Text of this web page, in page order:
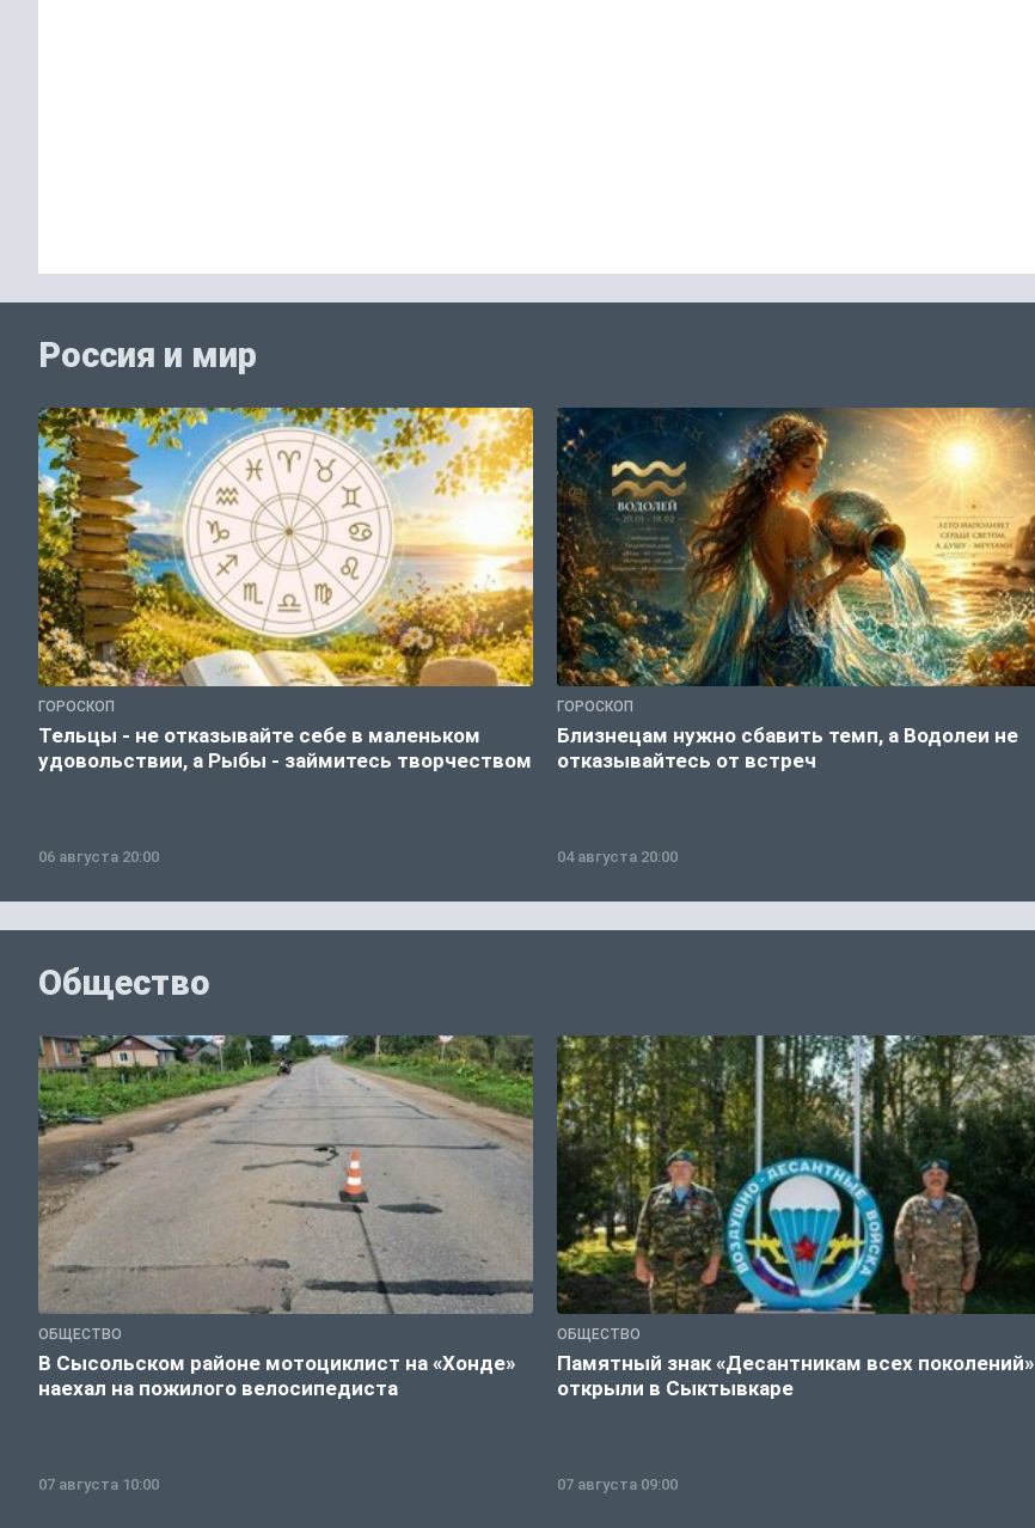
Россия и мир
ГОРОСКОП
Тельцы - не отказывайте себе в маленьком
удовольствии, а Рыбы - займитесь творчеством
06 августа 20:00
ГОРОСКОП
Близнецам нужно сбавить темп, а Водолеи не
отказывайтесь от встреч
04 августа 20:00
Общество
ОБЩЕСТВО
В Сысольском районе мотоциклист на «Хонде»
наехал на пожилого велосипедиста
07 августа 10:00
ОБЩЕСТВО
Памятный знак «Десантникам всех поколений»
открыли в Сыктывкаре
07 августа 09:00